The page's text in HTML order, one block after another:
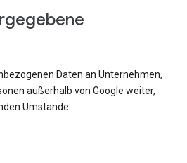
Daten an Unternehmen,
außerhalb von Google weiter,
Umstände: